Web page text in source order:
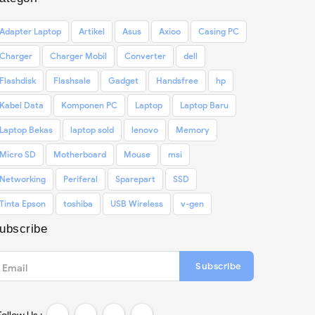
Laptop Artikel Asus Axioo Casing PC
Charger Mobil Converter dell
Flashsale Gadget Handsfree hp
Data Komponen PC Laptop Laptop Baru
Bekas laptop sold lenovo Memory
SD Motherboard Mouse msi
Periferal Sparepart SSD
Epson toshiba USB Wireless v-gen
Email Subscribe